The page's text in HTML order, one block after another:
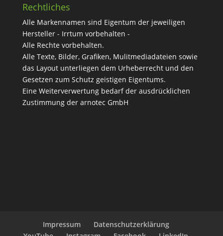
Rechtliches
Alle Markennamen sind Eigentum der jeweiligen
Hersteller - Irrtum vorbehalten -
Alle Rechte vorbehalten.
Alle Texte, Bilder, Grafiken, Mulitmediadateien sowie
das Layout unterliegen dem Urheberrecht und den
Gesetzen zum Schutz geistigen Eigentums.
Eine Weiterverwertung bedarf der ausdrücklichen
Zustimmung der arnotec GmbH
Impressum
Datenschutzerklärung